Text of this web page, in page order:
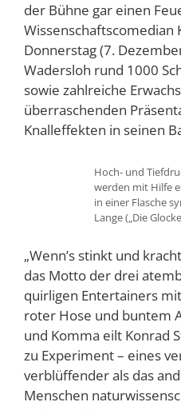
der Bühne gar einen
Wissenschaftscomedian
Donnerstag (7.
Wadersloh rund 1000
sowie zahlreiche
überraschenden
Knalleffekten in seinen
Hoch- und
werden mit Hilfe
in einer Flasche
Lange („Die
„Wenn’s stinkt und
das Motto der drei
quirligen Entertainers
roter Hose und buntem
und Komma eilt Konrad
zu Experiment – eines
verblüffender als das
Menschen